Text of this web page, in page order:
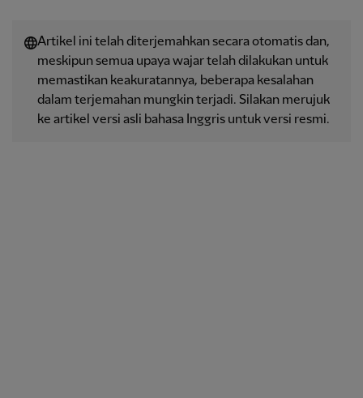
Artikel ini telah diterjemahkan secara otomatis dan,
meskipun semua upaya wajar telah dilakukan untuk
memastikan keakuratannya, beberapa kesalahan
dalam terjemahan mungkin terjadi. Silakan merujuk
ke artikel versi asli bahasa Inggris untuk versi resmi.